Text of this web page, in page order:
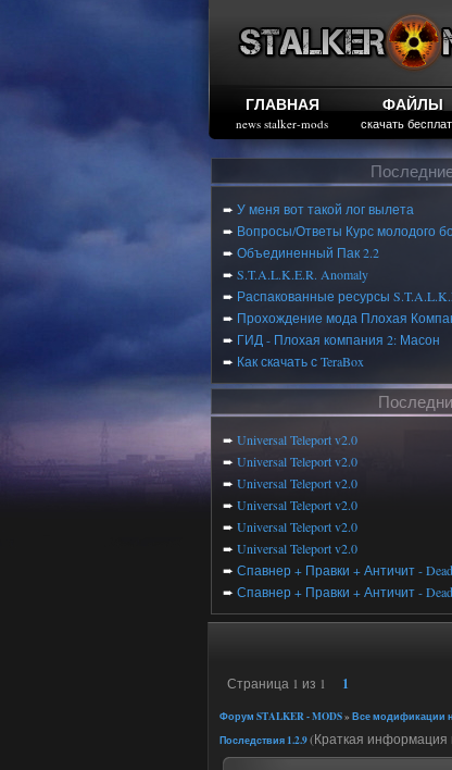
ГЛАВНАЯ
news stalker-mods
ФАЙЛЫ
скачать
➨ У меня вот такой лог вылета
➨ Вопросы/Ответы Курс молодого
➨ Объединенный Пак 2.2
➨ S.T.A.L.K.E.R. Anomaly
➨ Распакованные ресурсы
➨ Прохождение мода Плохая
➨ ГИД - Плохая компания 2: Масон
➨ Как скачать с TeraBox
➨ Universal Teleport v2.0
➨ Universal Teleport v2.0
➨ Universal Teleport v2.0
➨ Universal Teleport v2.0
➨ Universal Teleport v2.0
➨ Universal Teleport v2.0
➨ Спавнер + Правки + Античит -
➨ Спавнер + Правки + Античит -
Страница 1 из 1 1
Форум STALKER - MODS» Все модификации
Последствия 1.2.9(Краткая информация